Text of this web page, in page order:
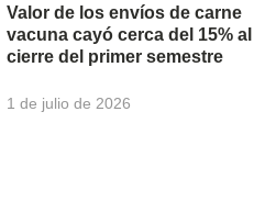
Valor de los envíos de carne
vacuna cayó cerca del 15% al
cierre del primer semestre
1 de julio de 2026